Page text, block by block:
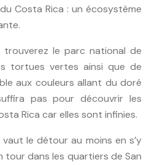
Costa Rica : un écosystème
le parc national de
tortues vertes ainsi que de
aux couleurs allant du doré
pas pour découvrir les
Rica car elles sont infinies.
le détour au moins en s’y
tour dans les quartiers de San